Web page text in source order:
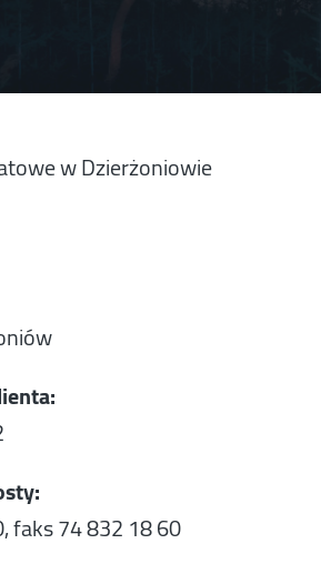
w Dzierżoniowie
faks 74 832 18 60